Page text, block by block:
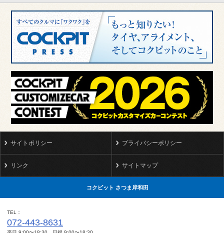
サイトポリシー プライバシーポリシー
リンク サイトマップ
コクピット さつま岸和田
TEL
072-443-8631